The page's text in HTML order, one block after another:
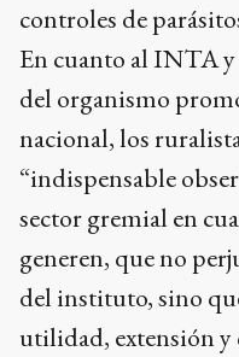
controles de
En cuanto al INTA
del organismo
nacional, los
“indispensable
sector gremial en
generen, que no
del instituto, sino
utilidad, extensión y